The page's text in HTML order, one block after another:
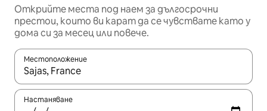
Открийте места под наем за дългосрочни
престои, които ви карат да се чувствате като у
дома си за месец или повече.
Местоположение
Когато резултатите се покажат, използвайте
Настаняване